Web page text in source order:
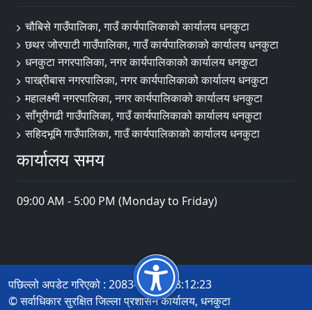
चौबिसे गाउँपालिका, गाउँ कार्यपालिकाको कार्यालय धनकुटा
छथर जोरपाटी गाउँपालिका, गाउँ कार्यपालिकाको कार्यालय धनकुटा
धनकुटा नगरपालिका, नगर कार्यपालिकाको कार्यालय धनकुटा
पाख्रीबास नगरपालिका, नगर कार्यपालिकाको कार्यालय धनकुटा
महालक्ष्मी नगरपालिका, नगर कार्यपालिकाको कार्यालय धनकुटा
साँगुरीगढी गाउँपालिका, गाउँ कार्यपालिकाको कार्यालय धनकुटा
सहिदभूमि गाउँपालिका, गाउँ कार्यपालिकाको कार्यालय धनकुटा
कार्यालय समय
09:00 AM - 5:00 PM (Monday to Friday)
पछिल्लो अपडेट गरिएको : 2083-04-02 18:12:23
© सर्वाधिकार सुरक्षित जिल्ला प्रशासन कार्यालय, धनकुटा